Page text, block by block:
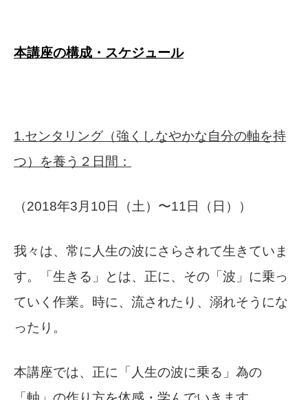
本講座の構成・スケジュール
1.センタリング（強くしなやかな自分の軸を持
つ）を養う２日間：
（2018年3月10日（土）〜11日（日））
我々は、常に人生の波にさらされて生きていま
す。「生きる」とは、正に、その「波」に乗っ
ていく作業。時に、流されたり、溺れそうにな
ったり。
本講座では、正に「人生の波に乗る」為の